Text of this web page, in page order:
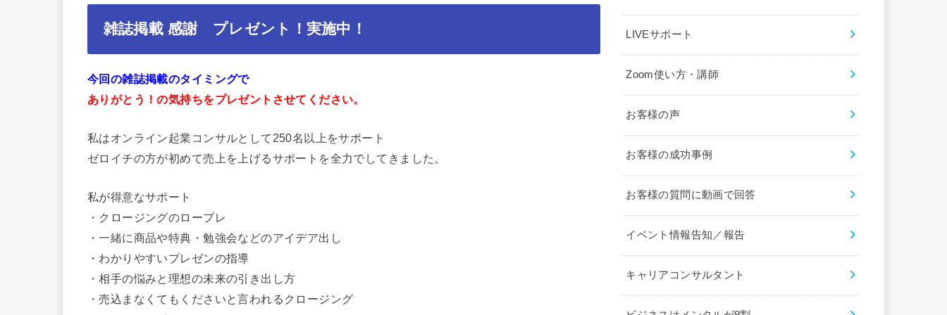
雑誌掲載 感謝 プレゼント！実施中！
今回の雑誌掲載のタイミングで
ありがとう！の気持ちをプレゼントさせてください。
私はオンライン起業コンサルとして250名以上をサポート
ゼロイチの方が初めて売上を上げるサポートを全力でしてきました。
私が得意なサポート
・クロージングのロープレ
・一緒に商品や特典・勉強会などのアイデア出し
・わかりやすいプレゼンの指導
・相手の悩みと理想の未来の引き出し方
・売込まなくてもくださいと言われるクロージング
LIVEサポート
Zoom使い方・講師
お客様の声
お客様の成功事例
お客様の質問に動画で回答
イベント情報告知／報告
キャリアコンサルタント